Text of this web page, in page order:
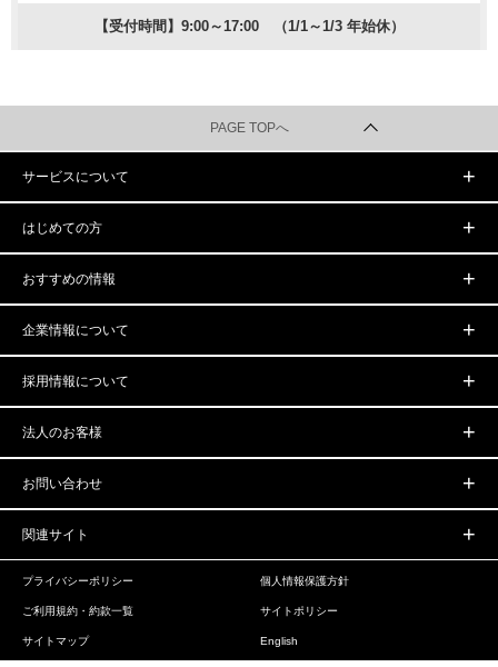
【受付時間】9:00～17:00 （1/1～1/3 年始休）
PAGE TOPへ
サービスについて
はじめての方
おすすめの情報
企業情報について
採用情報について
法人のお客様
お問い合わせ
関連サイト
プライバシーポリシー 個人情報保護方針
ご利用規約・約款一覧 サイトポリシー
サイトマップ English